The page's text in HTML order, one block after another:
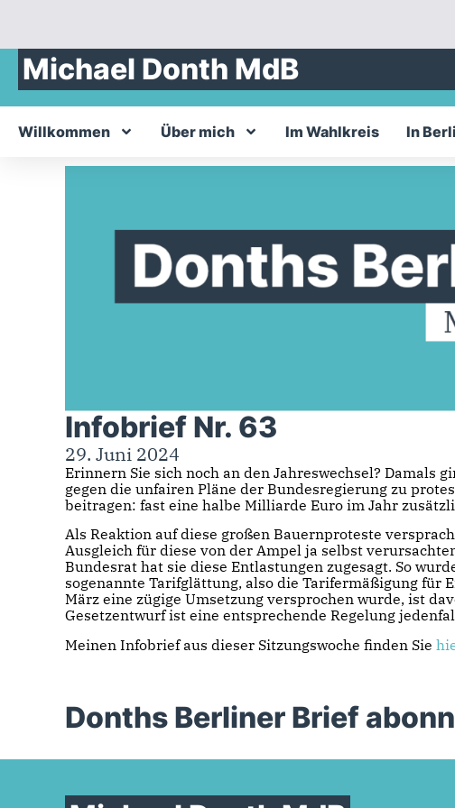
Michael Donth MdB
Willkommen Über mich Im Wahlkreis In
Infobrief Nr. 63
29. Juni 2024
Erinnern Sie sich noch an den Jahreswechsel? Damals
gegen die unfairen Pläne der Bundesregierung zu
beitragen: fast eine halbe Milliarde Euro im Jahr
Als Reaktion auf diese großen Bauernproteste
Ausgleich für diese von der Ampel ja selbst
Bundesrat hat sie diese Entlastungen zugesagt. So
sogenannte Tarifglättung, also die Tarifermäßigung für
März eine zügige Umsetzung versprochen wurde, ist
Gesetzentwurf ist eine entsprechende Regelung
Meinen Infobrief aus dieser Sitzungswoche finden Sie
Donths Berliner Brief